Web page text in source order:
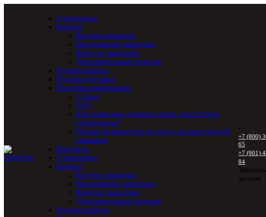
О компании
Каталог
Костюм сварщика
Нарукавники защитные
Фартуки защитные
Дополнительные изделия
Условия работы
Условия доставки
Полезная информация
Статьи
FAQ
Как правильно снимать мерки для подбора
спецодежды?
Полное руководство по уходу за спецодеждой
сварщика
Контакты
О компании
Каталог
Костюм сварщика
Нарукавники защитные
Фартуки защитные
Дополнительные изделия
Условия работы
›
+7 (800)
65
+7 (901)
84
Заказать
звонок